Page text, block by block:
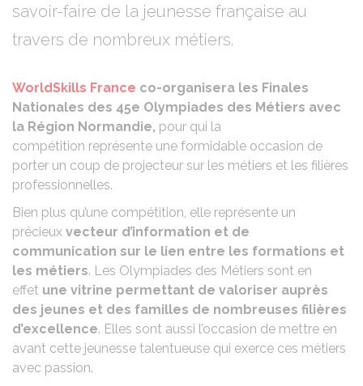
savoir-faire de la jeunesse française au
travers de nombreux métiers.
WorldSkills France co-organisera les Finales
Nationales des 45e Olympiades des Métiers avec
la Région Normandie, pour qui la
compétition représente une formidable occasion de
porter un coup de projecteur sur les métiers et les filières
professionnelles.
Bien plus qu’une compétition, elle représente un
précieux vecteur d’information et de
communication sur le lien entre les formations et
les métiers. Les Olympiades des Métiers sont en
effet une vitrine permettant de valoriser auprès
des jeunes et des familles de nombreuses filières
d’excellence. Elles sont aussi l’occasion de mettre en
avant cette jeunesse talentueuse qui exerce ces métiers
avec passion.